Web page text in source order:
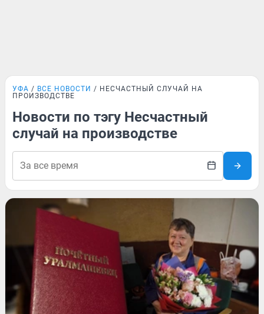
УФА ВСЕ НОВОСТИ
НЕСЧАСТНЫЙ СЛУЧАЙ НА
ПРОИЗВОДСТВЕ
Новости по тэгу Несчастный
случай на производстве